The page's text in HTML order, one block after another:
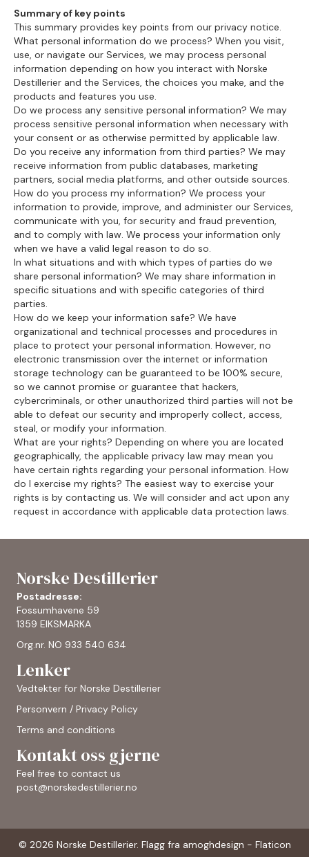
Summary of key points
This summary provides key points from our privacy notice.
What personal information do we process? When you visit,
use, or navigate our Services, we may process personal
information depending on how you interact with Norske
Destillerier and the Services, the choices you make, and the
products and features you use.
Do we process any sensitive personal information? We may
process sensitive personal information when necessary with
your consent or as otherwise permitted by applicable law.
Do you receive any information from third parties? We may
receive information from public databases, marketing
partners, social media platforms, and other outside sources.
How do you process my information? We process your
information to provide, improve, and administer our Services,
communicate with you, for security and fraud prevention,
and to comply with law. We process your information only
when we have a valid legal reason to do so.
In what situations and with which types of parties do we
share personal information? We may share information in
specific situations and with specific categories of third
parties.
How do we keep your information safe? We have
organizational and technical processes and procedures in
place to protect your personal information. However, no
electronic transmission over the internet or information
storage technology can be guaranteed to be 100% secure,
so we cannot promise or guarantee that hackers,
cybercriminals, or other unauthorized third parties will not be
able to defeat our security and improperly collect, access,
steal, or modify your information.
What are your rights? Depending on where you are located
geographically, the applicable privacy law may mean you
have certain rights regarding your personal information. How
do I exercise my rights? The easiest way to exercise your
rights is by contacting us. We will consider and act upon any
request in accordance with applicable data protection laws.
Norske Destillerier
Postadresse:
Fossumhavene 59
1359 EIKSMARKA
Org.nr. NO 933 540 634
Lenker
Vedtekter for Norske Destillerier
Personvern / Privacy Policy
Terms and conditions
Kontakt oss gjerne
Feel free to contact us
post@norskedestillerier.no
© 2026 Norske Destillerier. Flagg fra amoghdesign - Flaticon